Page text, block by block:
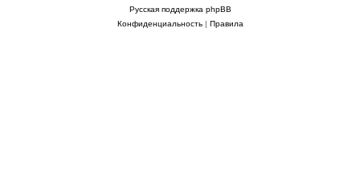
Русская поддержка phpBB
Конфиденциальность| Правила